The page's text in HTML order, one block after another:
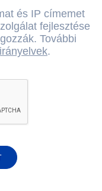
és IP címemet
fejlesztése
További
.